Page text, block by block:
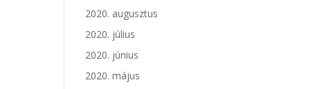
2020. augusztus
2020. július
2020. június
2020. május